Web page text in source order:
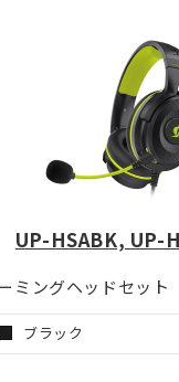
UP-HSABK, UP-
ミングヘッドセット
ブラック